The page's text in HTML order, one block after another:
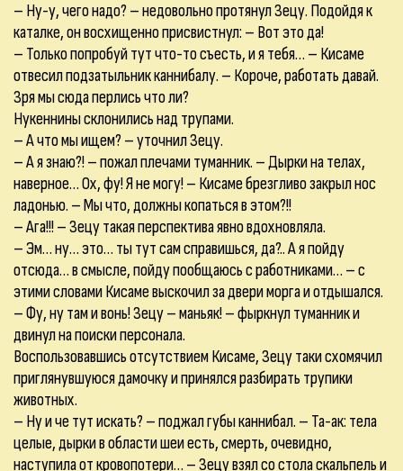
– Ну-у, чего надо? – недовольно протянул Зецу. Подойдя к
каталке, он восхищенно присвистнул: – Вот это да!
– Только попробуй тут что-то съесть, и я тебя… – Кисаме
отвесил подзатыльник каннибалу. – Короче, работать давай.
Зря мы сюда перлись что ли?
Нукеннины склонились над трупами.
– А что мы ищем? – уточнил Зецу.
– А я знаю?! – пожал плечами туманник. – Дырки на телах,
наверное… Ох, фу! Я не могу! – Кисаме брезгливо закрыл нос
ладонью. – Мы что, должны копаться в этом?!!
– Ага!!! – Зецу такая перспектива явно вдохновляла.
– Эм… ну… это… ты тут сам справишься, да?.. А я пойду
отсюда… в смысле, пойду пообщаюсь с работниками… – с
этими словами Кисаме выскочил за двери морга и отдышался.
– Фу, ну там и вонь! Зецу – маньяк! – фыркнул туманник и
двинул на поиски персонала.
Воспользовавшись отсутствием Кисаме, Зецу таки схомячил
приглянувшуюся дамочку и принялся разбирать трупики
животных.
– Ну и че тут искать? – поджал губы каннибал. – Та-ак: тела
целые, дырки в области шеи есть, смерть, очевидно,
наступила от кровопотери… – Зецу взял со стола скальпель и